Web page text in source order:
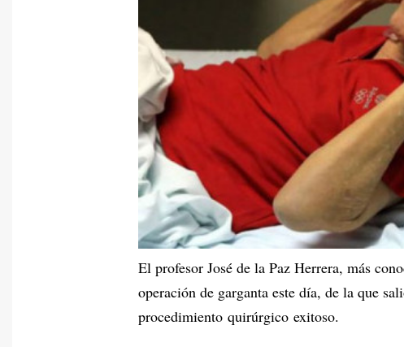
El profesor José de la Paz Herrera, más
operación de garganta este día, de la que
procedimiento quirúrgico exitoso.